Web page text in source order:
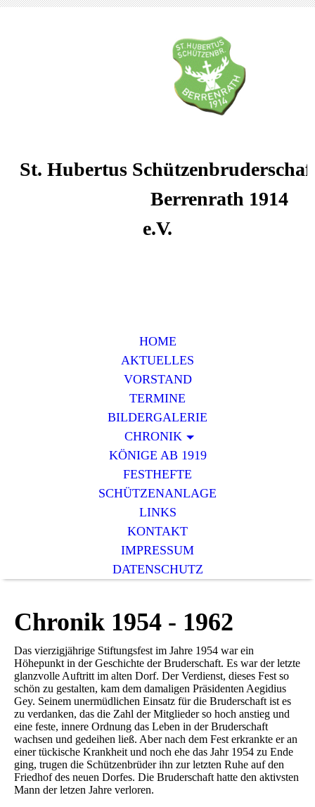
St. Hubertus
Berrenrath 1914
e.V.
HOME
AKTUELLES
VORSTAND
TERMINE
BILDERGALERIE
CHRONIK
KÖNIGE AB 1919
FESTHEFTE
SCHÜTZENANLAGE
LINKS
KONTAKT
IMPRESSUM
DATENSCHUTZ
Chronik 1954 - 1962
Das vierzigjährige Stiftungsfest im Jahre 1954 war ein
Höhepunkt in der Geschichte der Bruderschaft. Es war der letzte
glanzvolle Auftritt im alten Dorf. Der Verdienst, dieses Fest so
schön zu gestalten, kam dem damaligen Präsidenten Aegidius
Gey. Seinem unermüdlichen Einsatz für die Bruderschaft ist es
zu verdanken, das die Zahl der Mitglieder so hoch anstieg und
eine feste, innere Ordnung das Leben in der Bruderschaft
wachsen und gedeihen ließ. Aber nach dem Fest erkrankte er an
einer tückische Krankheit und noch ehe das Jahr 1954 zu Ende
ging, trugen die Schützenbrüder ihn zur letzten Ruhe auf den
Friedhof des neuen Dorfes. Die Bruderschaft hatte den aktivsten
Mann der letzen Jahre verloren.